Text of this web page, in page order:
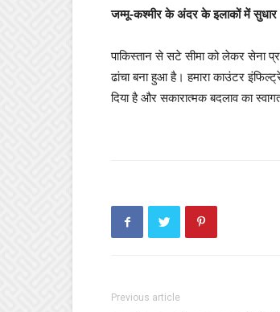
जम्मू-कश्मीर के अंदर के इलाकों में सुधार
पाकिस्तान से सटे सीमा को लेकर सेना
ढांचा बना हुआ है। हमारा काउंटर
दिया है और सकारात्मक बदलाव का
Previous article